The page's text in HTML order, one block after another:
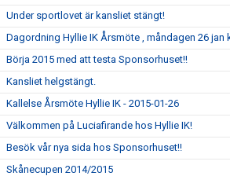
Under sportlovet är kansliet stängt!
Dagordning Hyllie IK Årsmöte , måndagen 26 jan
Börja 2015 med att testa Sponsorhuset!!
Kansliet helgstängt.
Kallelse Årsmöte Hyllie IK - 2015-01-26
Välkommen på Luciafirande hos Hyllie IK!
Besök vår nya sida hos Sponsorhuset!!
Skånecupen 2014/2015